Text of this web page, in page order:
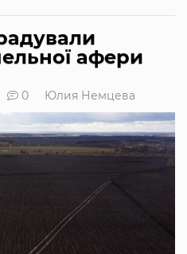
афери
0 Юлия Немцева